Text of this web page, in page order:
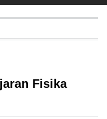
Fisika